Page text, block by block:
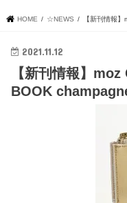
HOME ☆NEWS 【新刊情報
2021.11.12
【新刊情報】
BOOK